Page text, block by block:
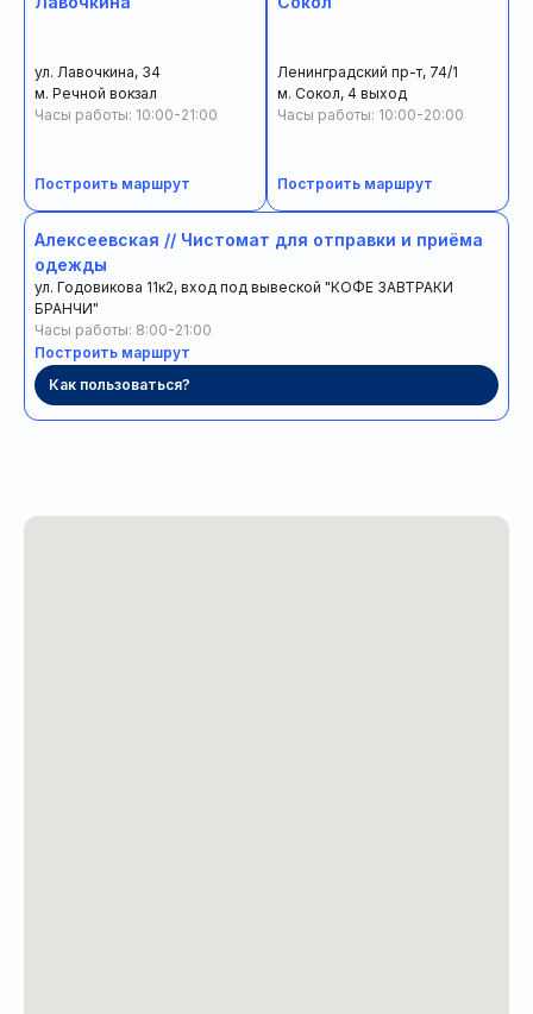
ул. Лавочкина, 34
м. Речной вокзал
Часы работы: 10:00-21:00
Построить маршрут
Ленинградский пр-т, 74/1
м. Сокол, 4 выход
Часы работы: 10:00-20:00
Построить маршрут
Алексеевская // Чистомат для отправки и приёма
одежды
ул. Годовикова 11к2, вход под вывеской "КОФЕ ЗАВТРАКИ
БРАНЧИ"
Часы работы: 8:00-21:00
Построить маршрут
Как пользоваться?